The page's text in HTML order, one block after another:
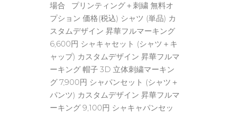
場合 プリンティング＋刺繍 無料オ
プション 価格(税込) シャツ (単品) カ
スタムデザイン 昇華フルマーキング
6,600円 シャキャセット (シャツ＋キ
ャップ) カスタムデザイン 昇華フルマ
ーキング 帽子 3D 立体刺繍マーキン
グ 7,900円 シャパンセット (シャツ＋
パンツ) カスタムデザイン 昇華フルマ
ーキング 9,100円 シャキャパンセッ